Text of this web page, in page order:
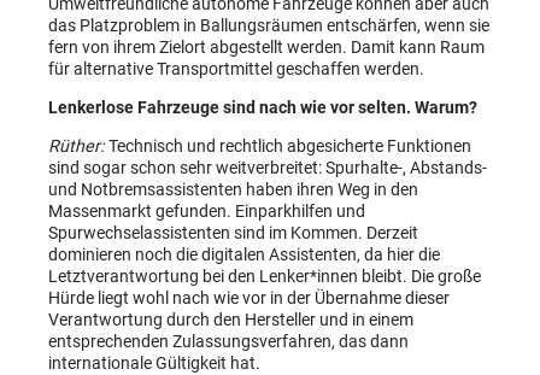
das Platzproblem in Ballungsräumen entschärfen, wenn sie
fern von ihrem Zielort abgestellt werden. Damit kann Raum
für alternative Transportmittel geschaffen werden.
Lenkerlose Fahrzeuge sind nach wie vor selten. Warum?
Rüther:Technisch und rechtlich abgesicherte Funktionen
sind sogar schon sehr weitverbreitet: Spurhalte-, Abstands-
und Notbremsassistenten haben ihren Weg in den
Massenmarkt gefunden. Einparkhilfen und
Spurwechselassistenten sind im Kommen. Derzeit
dominieren noch die digitalen Assistenten, da hier die
Letztverantwortung bei den Lenker*innen bleibt. Die große
Hürde liegt wohl nach wie vor in der Übernahme dieser
Verantwortung durch den Hersteller und in einem
entsprechenden Zulassungsverfahren, das dann
internationale Gültigkeit hat.